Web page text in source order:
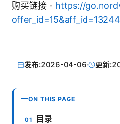
购买链接 - https://
发布:2026-04-06· 更新:
ON THIS PAGE
目录